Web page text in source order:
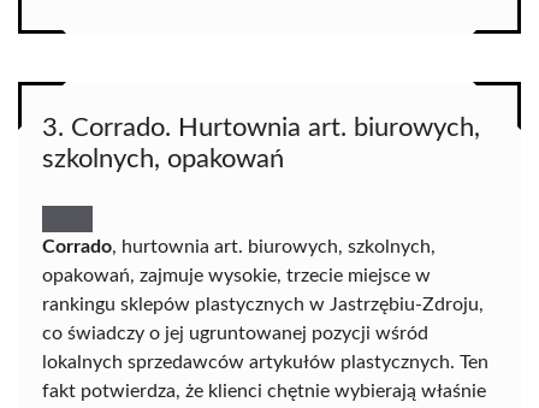
3. Corrado. Hurtownia art. biurowych,
szkolnych, opakowań
Corrado, hurtownia art. biurowych, szkolnych,
opakowań, zajmuje wysokie, trzecie miejsce w
rankingu sklepów plastycznych w Jastrzębiu-Zdroju,
co świadczy o jej ugruntowanej pozycji wśród
lokalnych sprzedawców artykułów plastycznych. Ten
fakt potwierdza, że klienci chętnie wybierają właśnie